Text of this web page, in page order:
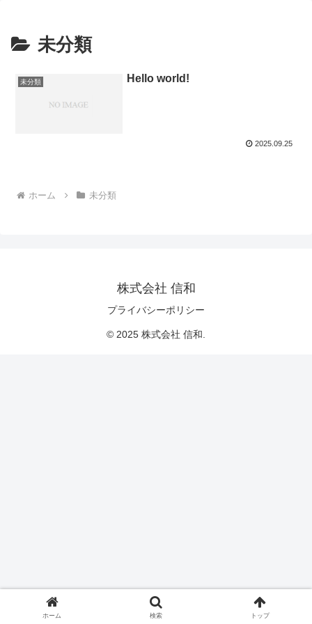
未分類
未分類 Hello world!
2025.09.25
ホーム 未分類
株式会社 信和
プライバシーポリシー
© 2025 株式会社 信和.
ホーム 検索 トップ